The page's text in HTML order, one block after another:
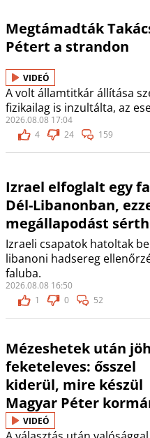
Megtámadták
Pétert a strandon
VIDEÓ
A volt államtitkár állítása
fizikailag is inzultálta, az
2026.08.08 17:04
4
24 159
Izrael elfoglalt egy
Dél-Libanonban,
megállapodást
Izraeli csapatok hatoltak
libanoni hadsereg
faluba.
2026.08.08 16:50
1
0 52
Mézeshetek után
feketeleves: ősszel
kiderül, mire készül
Magyar Péter
VIDEÓ